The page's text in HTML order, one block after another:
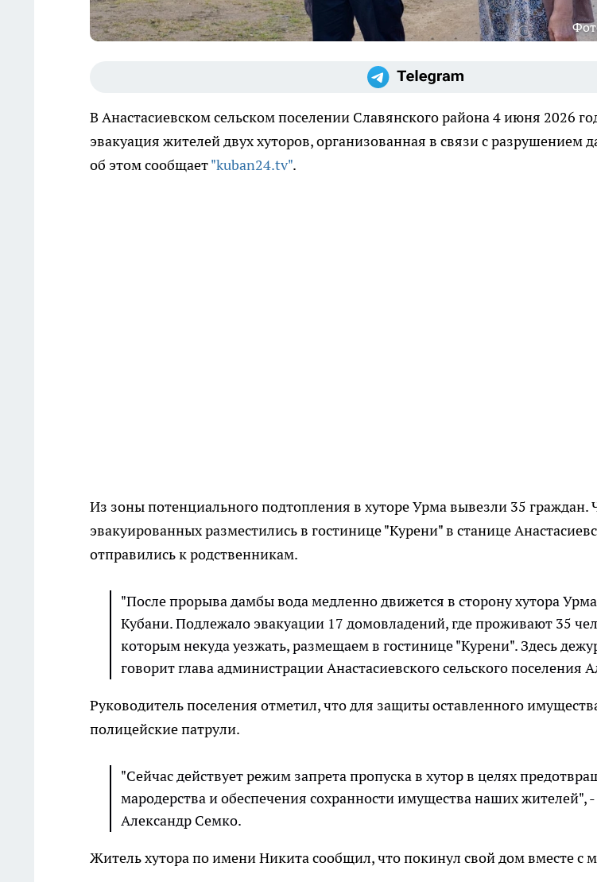
В Анастасиевском сельском поселении Славянского района 4 июня 2026
эвакуация жителей двух хуторов, организованная в связи с разрушением
об этом сообщает"kuban24.tv".
Из зоны потенциального подтопления в хуторе Урма вывезли 35 граждан.
эвакуированных разместились в гостинице "Курени" в станице
отправились к родственникам.
"После прорыва дамбы вода медленно движется в сторону хутора
Кубани. Подлежало эвакуации 17 домовладений, где проживают 35
которым некуда уезжать, размещаем в гостинице "Курени". Здесь
говорит глава администрации Анастасиевского сельского поселения
Руководитель поселения отметил, что для защиты оставленного
полицейские патрули.
"Сейчас действует режим запрета пропуска в хутор в целях
мародерства и обеспечения сохранности имущества наших жителей",
Александр Семко.
Житель хутора по имени Никита сообщил, что покинул свой дом вместе с